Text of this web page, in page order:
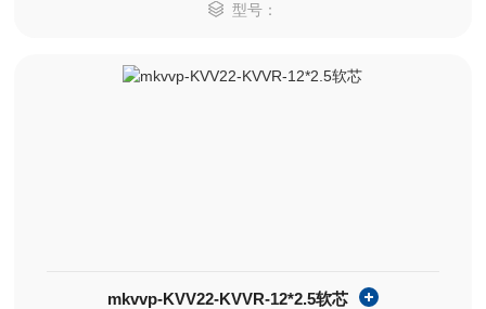
型号：
mkvvp-KVV22-KVVR-12*2.5软芯